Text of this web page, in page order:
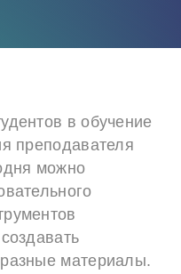
в обучение
преподавателя
можно
материалы.